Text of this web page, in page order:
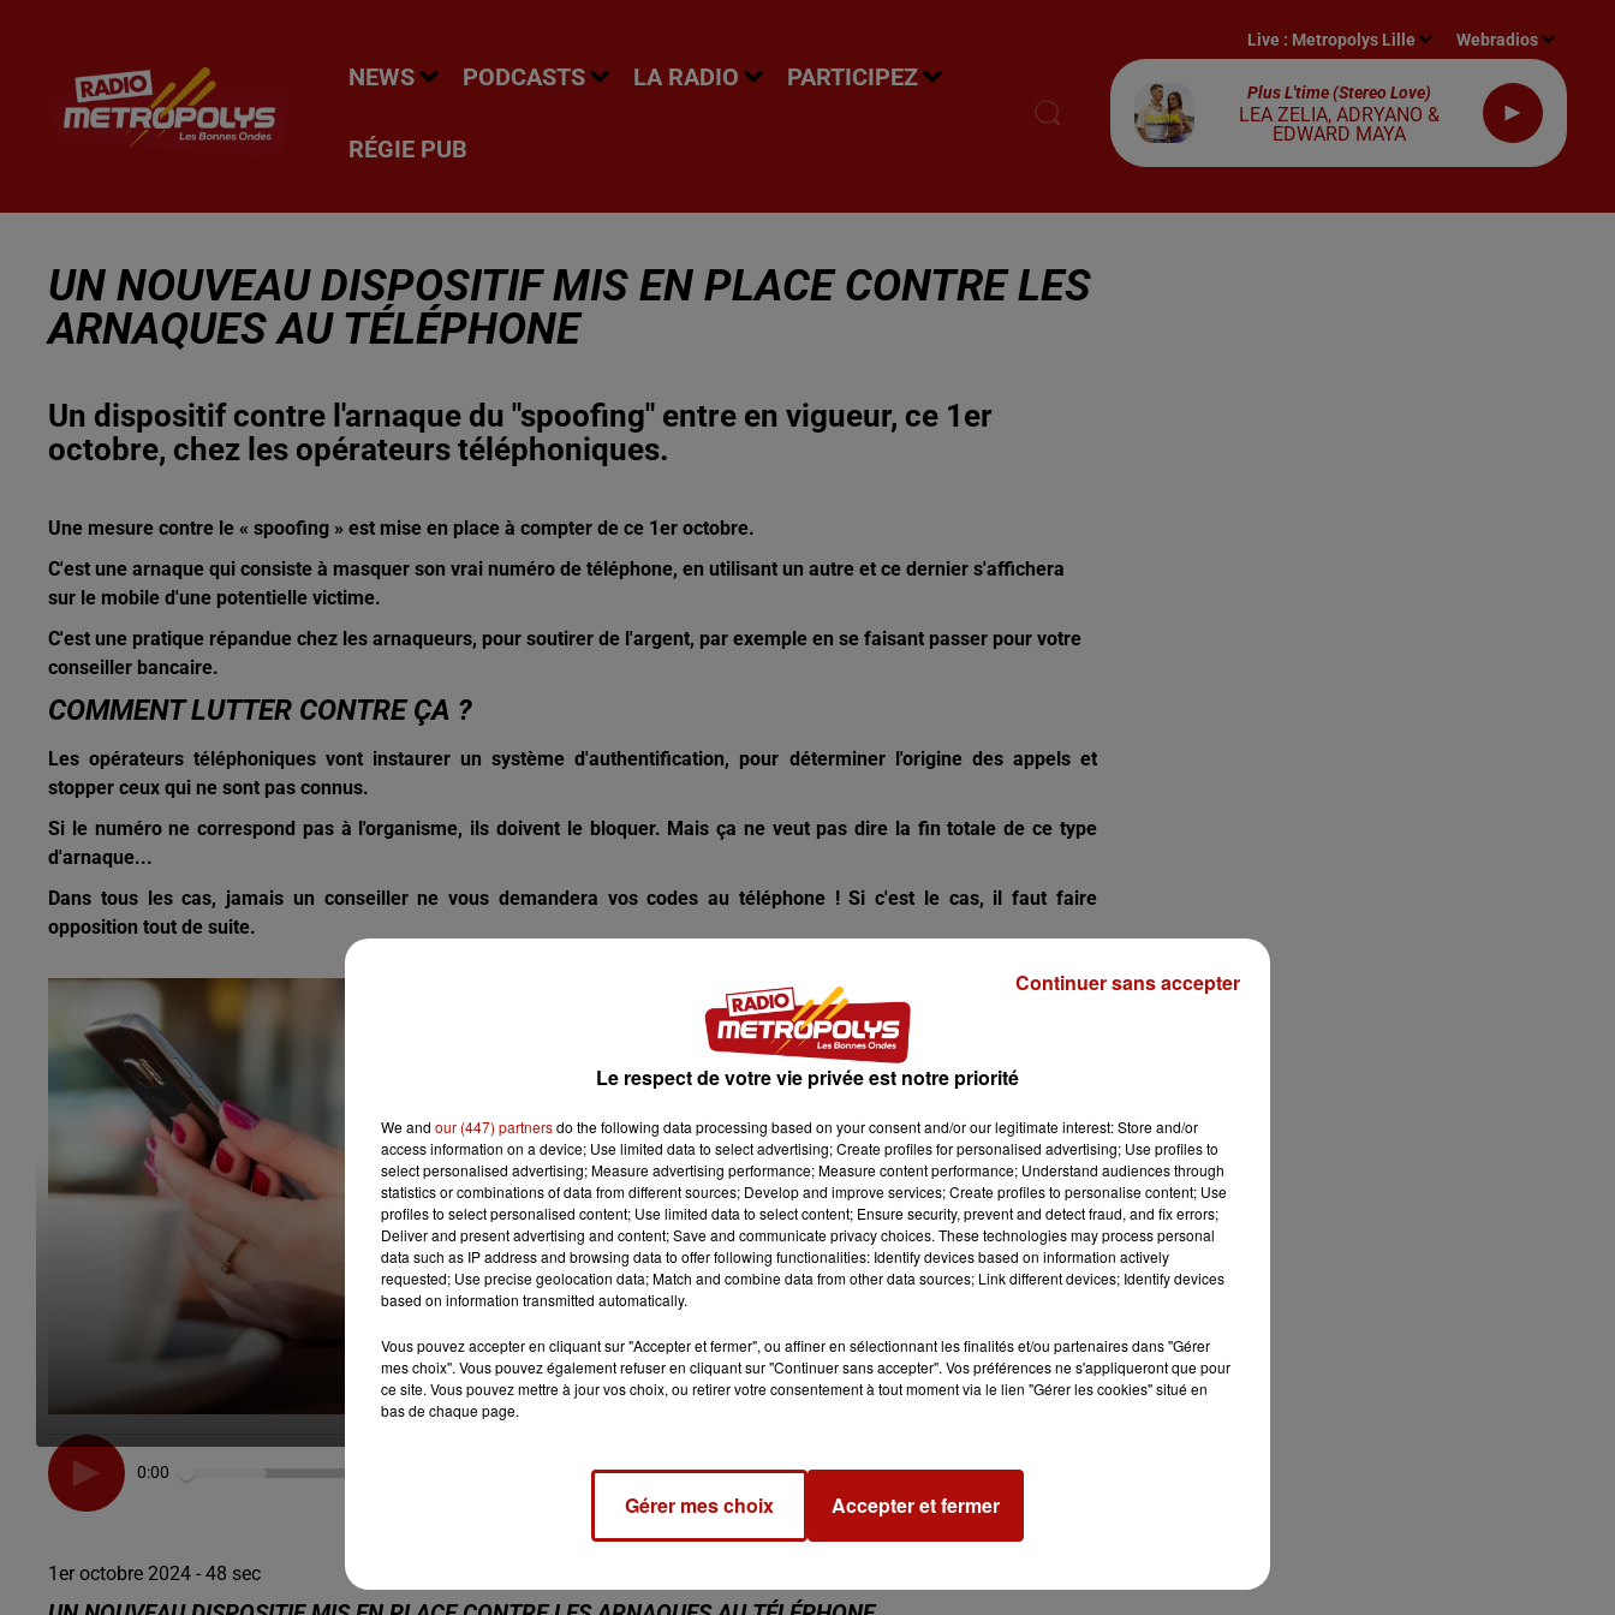
NEWS PODCASTS LA RADIO PARTICIPEZ
RÉGIE PUB
Live : Metropolys Lille Webradios
Plus L'time (stereo Love)
LEA ZELIA, ADRYANO &
EDWARD MAYA
UN NOUVEAU DISPOSITIF MIS EN PLACE CONTRE LES
ARNAQUES AU TÉLÉPHONE
Un dispositif contre l'arnaque du "spoofing" entre en vigueur, ce 1er
octobre, chez les opérateurs téléphoniques.
Une mesure contre le « spoofing » est mise en place à compter de ce 1er octobre.
C'est une arnaque qui consiste à masquer son vrai numéro de téléphone, en utilisant un autre et ce dernier s'affichera
sur le mobile d'une potentielle victime.
C'est une pratique répandue chez les arnaqueurs, pour soutirer de l'argent, par exemple en se faisant passer pour votre
conseiller bancaire.
COMMENT LUTTER CONTRE ÇA ?
Les opérateurs téléphoniques vont instaurer un système d'authentification, pour déterminer l'origine des appels et
stopper ceux qui ne sont pas connus.
Si le numéro ne correspond pas à l'organisme, ils doivent le bloquer. Mais ça ne veut pas dire la fin totale de ce type
d'arnaque...
Dans tous les cas, jamais un conseiller ne vous demandera vos codes au téléphone ! Si c'est le cas, il faut faire
opposition tout de suite.
0:00
1er octobre 2024 - 48 sec
Le respect de votre vie privée est notre priorité
We and our (447) partnersdo the following data processing based on your consent and/or our legitimate interest: Store and/or
access information on a device; Use limited data to select advertising; Create profiles for personalised advertising; Use profiles to
select personalised advertising; Measure advertising performance; Measure content performance; Understand audiences through
statistics or combinations of data from different sources; Develop and improve services; Create profiles to personalise content; Use
profiles to select personalised content; Use limited data to select content; Ensure security, prevent and detect fraud, and fix errors;
Deliver and present advertising and content; Save and communicate privacy choices. These technologies may process personal
data such as IP address and browsing data to offer following functionalities: Identify devices based on information actively
requested; Use precise geolocation data; Match and combine data from other data sources; Link different devices; Identify devices
based on information transmitted automatically.
Vous pouvez accepter en cliquant sur "Accepter et fermer", ou affiner en sélectionnant les finalités et/ou partenaires dans "Gérer
mes choix". Vous pouvez également refuser en cliquant sur "Continuer sans accepter". Vos préférences ne s'appliqueront que pour
ce site. Vous pouvez mettre à jour vos choix, ou retirer votre consentement à tout moment via le lien "Gérer les cookies" situé en
bas de chaque page.
Gérer mes choix Accepter et fermer
Continuer sans accepter